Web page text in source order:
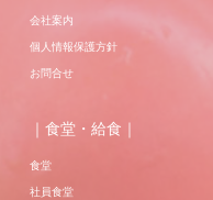
会社案内
個人情報保護方針
お問合せ
｜食堂・給食｜
食堂
社員食堂